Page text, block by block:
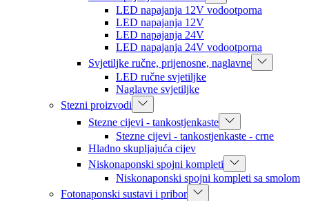
LED napajanja 12V vodootporna
LED napajanja 12V
LED napajanja 24V
LED napajanja 24V vodootporna
Svjetiljke ručne, prijenosne, naglavne
LED ručne svjetiljke
Naglavne svjetiljke
Stezni proizvodi
Stezne cijevi - tankostjenkaste
Stezne cijevi - tankostjenkaste - crne
Hladno skupljajuća cijev
Niskonaponski spojni kompleti
Niskonaponski spojni kompleti sa smolom
Fotonaponski sustavi i pribor